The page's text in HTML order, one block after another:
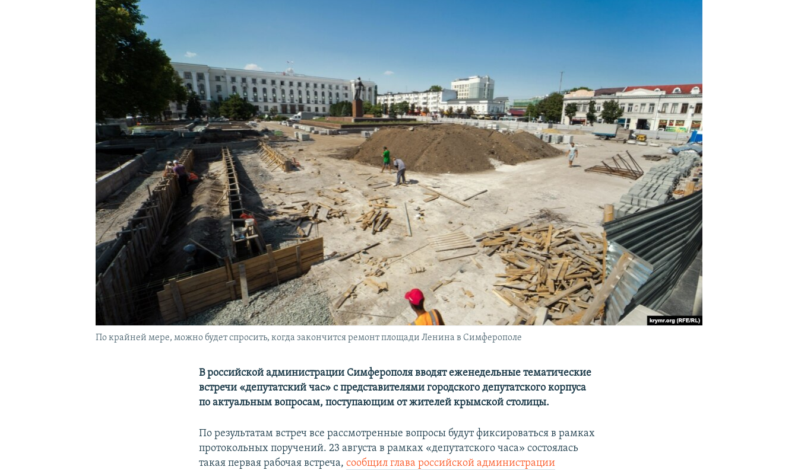
КРЫМ.НЕПОКОРЕННЫЙ
По крайней мере, можно будет спросить, когда закончится ремонт площади Ленина в Симферополе
В российской администрации Симферополя вводят еженедельные тематические
встречи «депутатский час» с представителями городского депутатского корпуса
по актуальным вопросам, поступающим от жителей крымской столицы.
По результатам встреч все рассмотренные вопросы будут фиксироваться в рамках
протокольных поручений. 23 августа в рамках «депутатского часа» состоялась
такая первая рабочая встреча,сообщил глава российской администрации